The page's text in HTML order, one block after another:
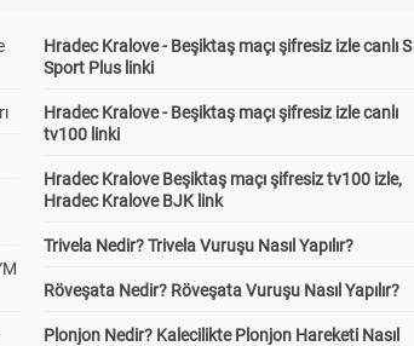
1.64
2.96
23.40
J.Larsen 1
1.89
J.Larsen G
Hradec Kralove - Beşiktaş maçı şifresiz izle canlı S
Sport Plus linki
Hradec Kralove - Beşiktaş maçı şifresiz izle canlı
tv100 linki
Hradec Kralove Beşiktaş maçı şifresiz tv100 izle,
Hradec Kralove BJK link
Trivela Nedir? Trivela Vuruşu Nasıl Yapılır?
Röveşata Nedir? Röveşata Vuruşu Nasıl Yapılır?
Plonjon Nedir? Kalecilikte Plonjon Hareketi Nasıl